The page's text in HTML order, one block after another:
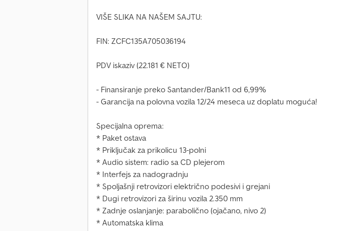
VIŠE SLIKA NA NAŠEM SAJTU:
FIN: ZCFC135A705036194
PDV iskaziv (22.181 € NETO)
- Finansiranje preko Santander/Bank11 od 6,99%
- Garancija na polovna vozila 12/24 meseca uz doplatu moguća!
Specijalna oprema:
* Paket ostava
* Priključak za prikolicu 13-polni
* Audio sistem: radio sa CD plejerom
* Interfejs za nadogradnju
* Spoljašnji retrovizori električno podesivi i grejani
* Dugi retrovizori za širinu vozila 2.350 mm
* Zadnje oslanjanje: parabolično (ojačano, nivo 2)
* Automatska klima